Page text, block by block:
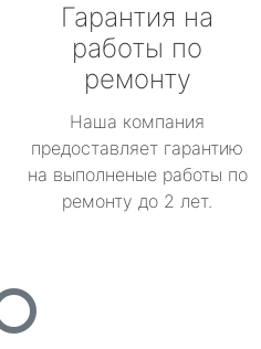
Гарантия на
работы по
ремонту
Наша компания
предоставляет гарантию
на выполненые работы по
ремонту до 2 лет.